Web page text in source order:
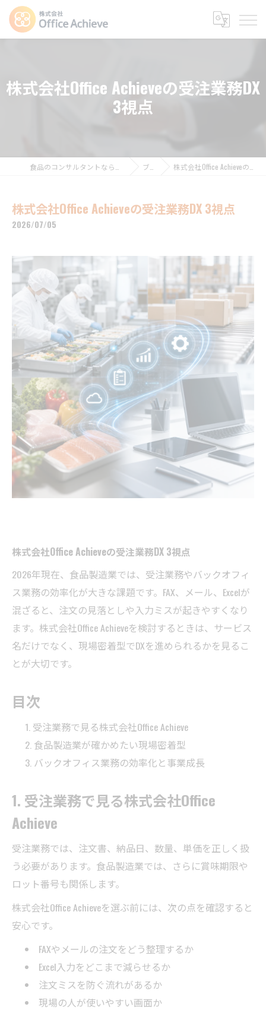
株式会社Office Achieveの受注業務DX
3視点
ブログ 株式会社Office Achieveの受注業務DX 3視点
株式会社Office Achieveの受注業務DX 3視点
2026/07/05
株式会社Office Achieveの受注業務DX 3視点
2026年現在、食品製造業では、受注業務やバックオフィ
ス業務の効率化が大きな課題です。FAX、メール、Excelが
混ざると、注文の見落としや入力ミスが起きやすくなり
ます。株式会社Office Achieveを検討するときは、サービス
名だけでなく、現場密着型でDXを進められるかを見るこ
とが大切です。
目次
受注業務で見る株式会社Office Achieve
食品製造業が確かめたい現場密着型
バックオフィス業務の効率化と事業成長
1. 受注業務で見る株式会社Office
Achieve
受注業務では、注文書、納品日、数量、単価を正しく扱
う必要があります。食品製造業では、さらに賞味期限や
ロット番号も関係します。
株式会社Office Achieveを選ぶ前には、次の点を確認すると
安心です。
FAXやメールの注文をどう整理するか
Excel入力をどこまで減らせるか
注文ミスを防ぐ流れがあるか
現場の人が使いやすい画面か